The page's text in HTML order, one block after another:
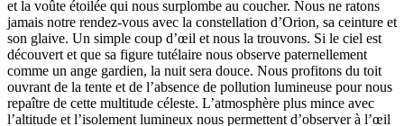
Neyret Pierre
Neyroud Michel
Nicolas Philippe
Niveau Stéphane
Noacco Cristina
Nobili Johanna
Nodet Mariette
et la voûte étoilée qui nous surplombe au coucher. Nous ne ratons
jamais notre rendez-vous avec la constellation d’Orion, sa ceinture et
son glaive. Un simple coup d’œil et nous la trouvons. Si le ciel est
découvert et que sa figure tutélaire nous observe paternellement
comme un ange gardien, la nuit sera douce. Nous profitons du toit
ouvrant de la tente et de l’absence de pollution lumineuse pour nous
repaître de cette multitude céleste. L’atmosphère plus mince avec
l’altitude et l’isolement lumineux nous permettent d’observer à l’œil